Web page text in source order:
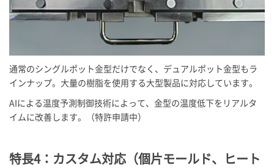
通常のシングルポット金型だけでなく、デュアルポット金型もラ
インナップ。大量の樹脂を使用する大型製品に対応しています。
AIによる温度予測制御技術によって、金型の温度低下をリアルタ
イムに改善します。（特許申請中）
特長4：カスタム対応（個片モールド、ヒート